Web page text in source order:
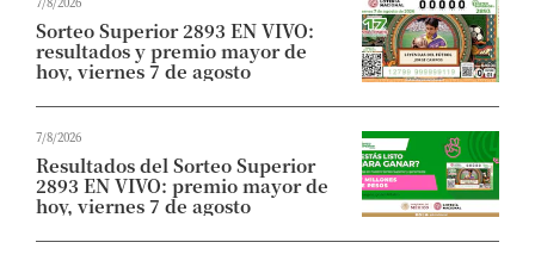
Sorteo Superior 2893 EN VIVO:
resultados y premio mayor de
hoy, viernes 7 de agosto
7/8/2026
Resultados del Sorteo Superior
2893 EN VIVO: premio mayor de
hoy, viernes 7 de agosto